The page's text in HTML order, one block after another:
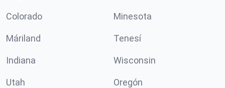
Colorado Minesota
Máriland Tenesí
Indiana Wisconsin
Utah Oregón